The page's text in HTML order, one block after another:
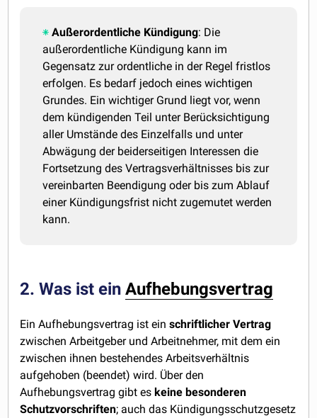
Außerordentliche Kündigung: Die
außerordentliche Kündigung kann im
Gegensatz zur ordentliche in der Regel fristlos
erfolgen. Es bedarf jedoch eines wichtigen
Grundes. Ein wichtiger Grund liegt vor, wenn
dem kündigenden Teil unter Berücksichtigung
aller Umstände des Einzelfalls und unter
Abwägung der beiderseitigen Interessen die
Fortsetzung des Vertragsverhältnisses bis zur
vereinbarten Beendigung oder bis zum Ablauf
einer Kündigungsfrist nicht zugemutet werden
kann.
2. Was ist einAufhebungsvertrag
Ein Aufhebungsvertrag ist einschriftlicher Vertrag
zwischen Arbeitgeber und Arbeitnehmer, mit dem ein
zwischen ihnen bestehendes Arbeitsverhältnis
aufgehoben (beendet) wird. Über den
Aufhebungsvertrag gibt es keine besonderen
Schutzvorschriften; auch das Kündigungsschutzgesetz